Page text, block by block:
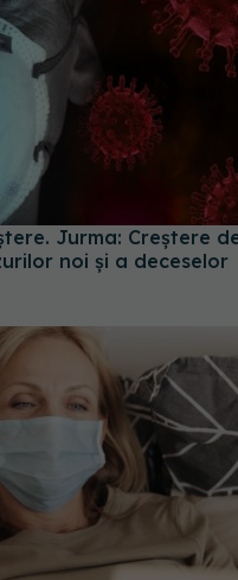
Jurma: Creștere
noi și a deceselor